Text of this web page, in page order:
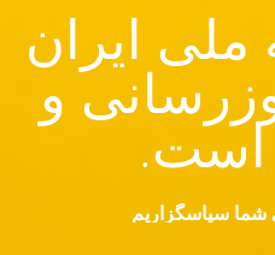
ملی ایران
و
است.
شما سپاسگزاریم